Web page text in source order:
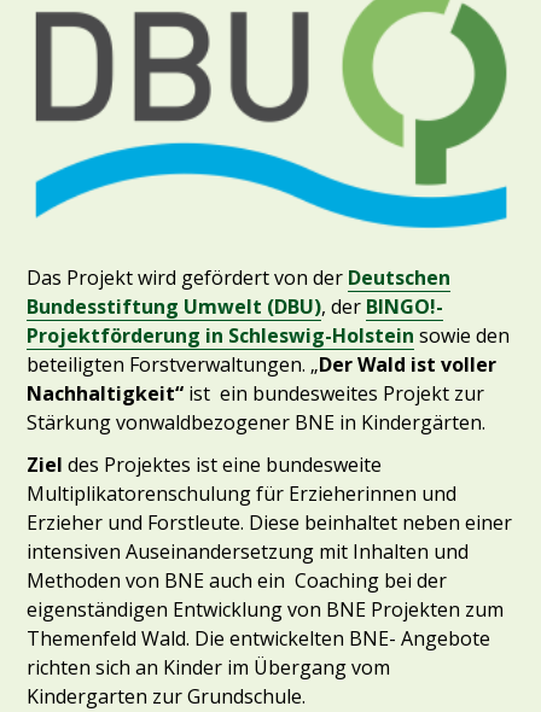
Das Projekt wird gefördert von der Deutschen
Bundesstiftung Umwelt (DBU), der BINGO!-
Projektförderung in Schleswig-Holstein sowie den
beteiligten Forstverwaltungen. „Der Wald ist voller
Nachhaltigkeit“ ist ein bundesweites Projekt zur
Stärkung vonwaldbezogener BNE in Kindergärten.
Zieldes Projektes ist eine bundesweite
Multiplikatorenschulung für Erzieherinnen und
Erzieher und Forstleute. Diese beinhaltet neben einer
intensiven Auseinandersetzung mit Inhalten und
Methoden von BNE auch ein Coaching bei der
eigenständigen Entwicklung von BNE Projekten zum
Themenfeld Wald. Die entwickelten BNE- Angebote
richten sich an Kinder im Übergang vom
Kindergarten zur Grundschule.